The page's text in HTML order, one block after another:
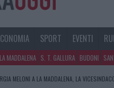
SPORT EVENTI
LA MADDALENA S. T. GALLURA BUDONI
MELONI A LA MADDALENA, LA